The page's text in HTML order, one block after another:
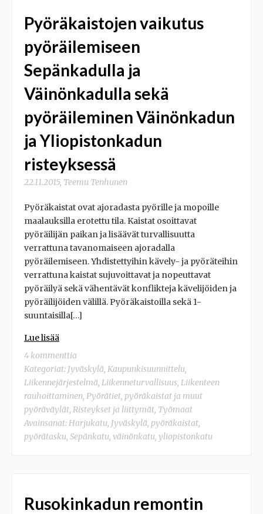
Pyöräkaistojen vaikutus
pyöräilemiseen
Sepänkadulla ja
Väinönkadulla sekä
pyöräileminen Väinönkadun
ja Yliopistonkadun
risteyksessä
22.11.2015, Teemu Tenhunen
Pyöräkaistat ovat ajoradasta pyörille ja mopoille
maalauksilla erotettu tila. Kaistat osoittavat
pyöräilijän paikan ja lisäävät turvallisuutta
verrattuna tavanomaiseen ajoradalla
pyöräilemiseen. Yhdistettyihin kävely- ja pyöräteihin
verrattuna kaistat sujuvoittavat ja nopeuttavat
pyöräilyä sekä vähentävät konflikteja kävelijöiden ja
pyöräilijöiden välillä. Pyöräkaistoilla sekä 1-
suuntaisilla[…]
Lue lisää
4 kommenttia
Kategoriat: Jyväskylä, Kaupunkisuunnittelu,
Liikennejärjestelmä, Liikenneturvallisuus, Liikenteen
rauhoittaminen, Pyörätiet, pyöräkaistat ja muut
pyöräväylät, Risteykset ja liittymät, Työmaat
Avainsanat:Harjukatu, Jyväskylä, pyöräkaistat,
pyörätasku, Sepänkatu, väinönkatu, yliopistonkatu
Rusokinkadun remontin